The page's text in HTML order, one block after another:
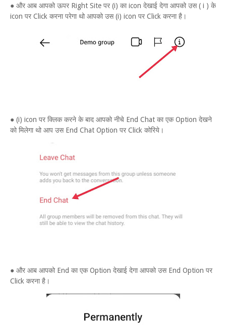
● और आब आपको ऊपर Right Site पर (i) का icon देखाई देगा आपको उस ( i ) के
icon पर Click करना परेगा थो आपको उस (i) icon पर Click करना है।
● (i) icon पर क्लिक करने के बाद आपको नीचे End Chat का एक Option देखने
को मिलेगा थो आप उस End Chat Option पर Click कोरिये।
● और आब आपको End का एक Option देखाई देगा आपको उस End Option पर
Click करना है।